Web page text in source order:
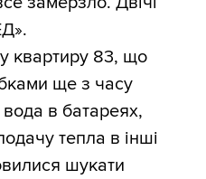
квартиру 83, що
ще з часу
вода в батареях,
тепла в інші
шукати